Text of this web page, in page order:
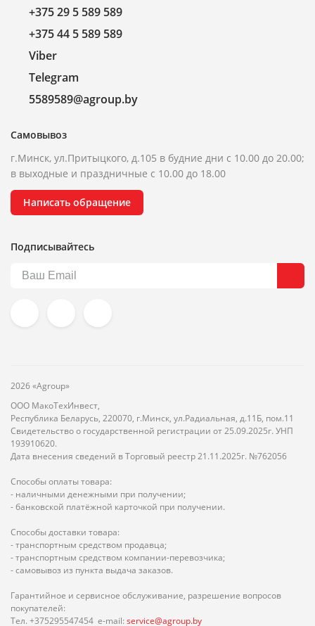
+375 29 5 589 589
+375 44 5 589 589
Viber
Telegram
5589589@agroup.by
Самовывоз
г.Минск, ул.Притыцкого, д.105 в будние дни с 10.00 до 20.00;
в выходные и праздничные с 10.00 до 18.00
Написать обращение
Подписывайтесь
2026 «Agroup»
ООО МакоТехИнвест,
Республика Беларусь, 220070, г.Минск, ул.Радиальная, д.11Б, пом.11
Свидетельство о государственной регистрации от 25.09.2025г. УНП
193910620.
Дата внесения сведений в Торговый реестр 21.11.2025г. №762056
Способы оплаты товара:
- наличными денежными при получении;
- банковской платёжной карточкой при получении.
Способы доставки товара:
- транспортным средством продавца;
- транспортным средством компании-перевозчика;
- самовывоз из пункта выдача заказов.
Гарантийное и сервисное обслуживание, разрешение вопросов
покупателей:
Тел. +375295547454 e-mail: service@agroup.by